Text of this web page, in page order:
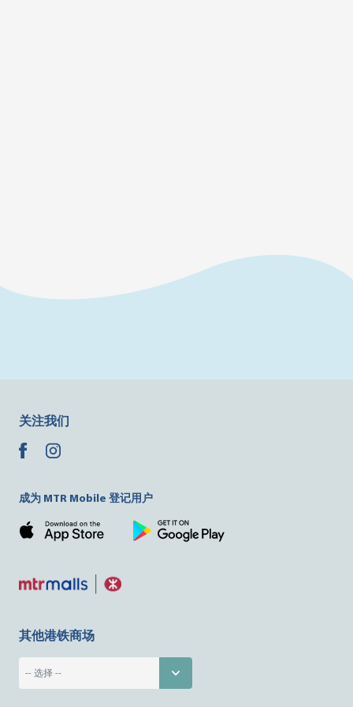
关注我们
成为 MTR Mobile 登记用户
其他港铁商场